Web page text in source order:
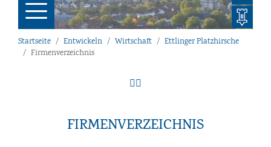
Startseite Entwickeln Wirtschaft
Ettlinger Platzhirsche
Firmenverzeichnis
FIRMENVERZEICHNIS